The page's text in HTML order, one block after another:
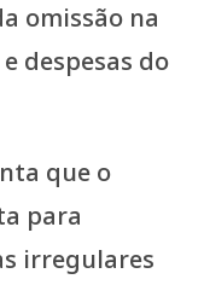
omissão na
despesas do
que o
para
irregulares